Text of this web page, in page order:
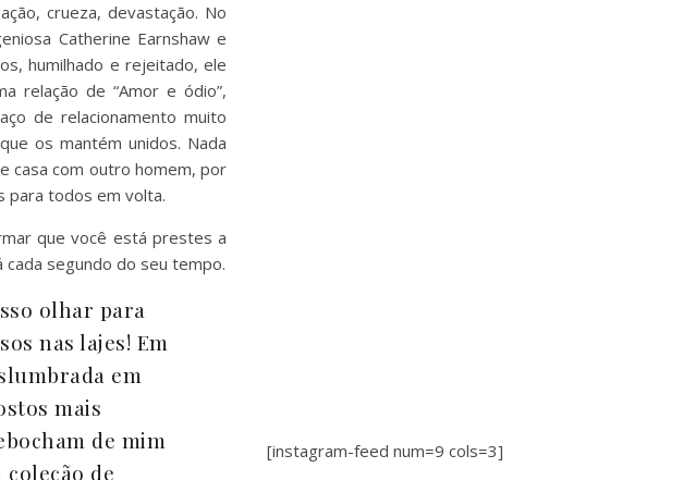
crueza, devastação. No
Catherine Earnshaw e
humilhado e rejeitado, ele
relação de “Amor e ódio”,
de relacionamento muito
os mantém unidos. Nada
casa com outro homem, por
para todos em volta.
que você está prestes a
segundo do seu tempo.
olhar para
nas lajes! Em
em
mais
de mim
de
[instagram-feed num=9 cols=3]